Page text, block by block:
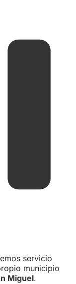
servicio
municipio
Miguel.